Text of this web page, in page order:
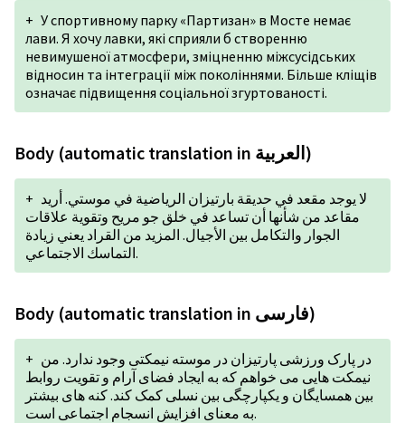
+ У спортивному парку «Партизан» в Мосте немає
лави. Я хочу лавки, які сприяли б створенню
невимушеної атмосфери, зміцненню міжсусідських
відносин та інтеграції між поколіннями. Більше кліщів
означає підвищення соціальної згуртованості.
Body (automatic translation in العربية)
+ لا يوجد مقعد في حديقة بارتيزان الرياضية في موستي. أريد
مقاعد من شأنها أن تساعد في خلق جو مريح وتقوية علاقات
الجوار والتكامل بين الأجيال. المزيد من القراد يعني زيادة
التماسك الاجتماعي.
Body (automatic translation in فارسی)
+ در پارک ورزشی پارتیزان در موسته نیمکتی وجود ندارد. من
نیمکت هایی می خواهم که به ایجاد فضای آرام و تقویت روابط
بین همسایگان و یکپارچگی بین نسلی کمک کند. کنه های بیشتر
به معنای افزایش انسجام اجتماعی است.